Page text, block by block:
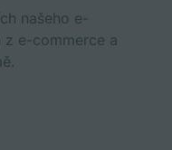
našeho e-
z e-commerce a